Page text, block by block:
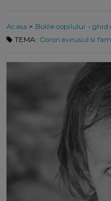
Acasa > Bolile copilului -
TEMA: Coronavirusul si